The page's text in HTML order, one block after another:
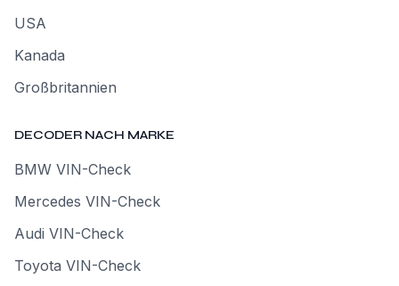
USA
Kanada
Großbritannien
DECODER NACH MARKE
BMW VIN-Check
Mercedes VIN-Check
Audi VIN-Check
Toyota VIN-Check